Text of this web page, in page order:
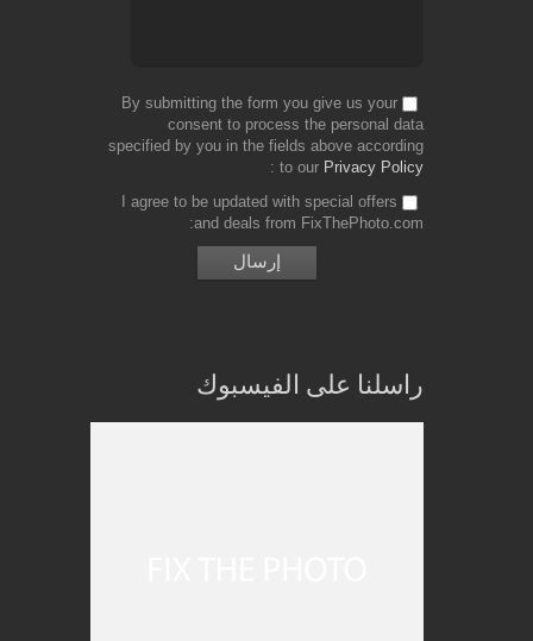
By submitting the form you give us your
consent to process the personal data
specified by you in the fields above according
to our Privacy Policy
I agree to be updated with special offers
and deals from FixThePhoto.com
راسلنا على الفيسبوك